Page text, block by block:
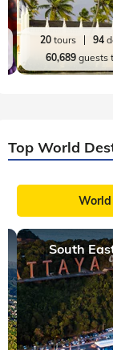
20tours 94
60,689guests
Top World
World
South